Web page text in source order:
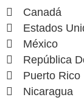
Canadá
Estados
México
República
Puerto Rico
Nicaragua